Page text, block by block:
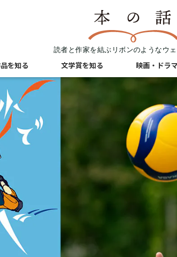
読者と作家を結ぶリボンのようなウ
を知る 文学賞を知る 映画・ドラ